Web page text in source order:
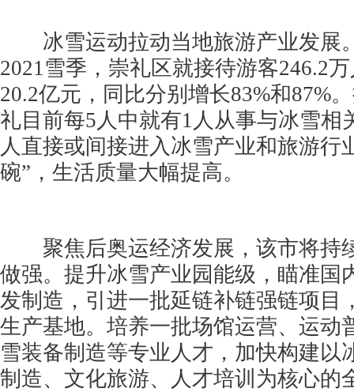
冰雪运动拉动当地旅游产业发展
2021雪季，崇礼区就接待游客246.2
20.2亿元，同比分别增长83%和87%
礼目前每5人中就有1人从事与冰雪相
人直接或间接进入冰雪产业和旅游行
碗”，生活质量大幅提高。
聚焦后奥运经济发展，该市将持
做强。提升冰雪产业园能级，瞄准国
发制造，引进一批延链补链强链项目
生产基地。培养一批场馆运营、运动
雪装备制造等专业人才，加快构建以
制造、文化旅游、人才培训为核心的